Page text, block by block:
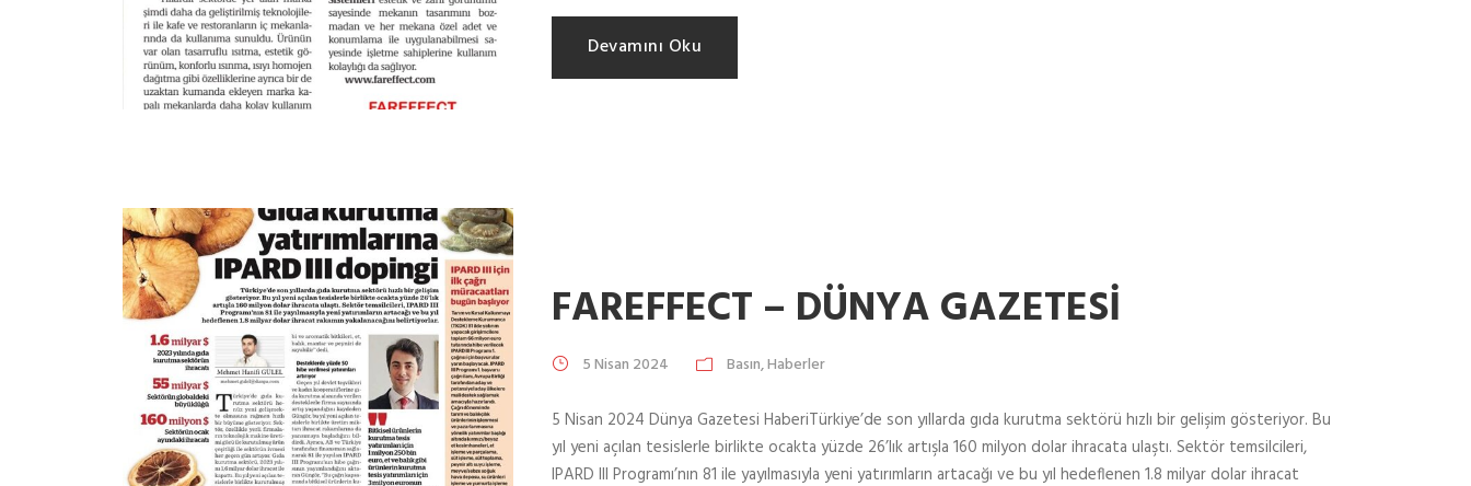
Devamını Oku
FAREFFECT – DÜNYA GAZETESİ
5 Nisan 2024 Basın,Haberler
5 Nisan 2024 Dünya Gazetesi HaberiTürkiye’de son yıllarda gıda kurutma sektörü hızlı bir gelişim gösteriyor. Bu
yıl yeni açılan tesislerle birlikte ocakta yüzde 26’lık artışla 160 milyon dolar ihracata ulaştı. Sektör temsilcileri,
IPARD III Programı’nın 81 ile yayılmasıyla yeni yatırımların artacağı ve bu yıl hedeflenen 1.8 milyar dolar ihracat